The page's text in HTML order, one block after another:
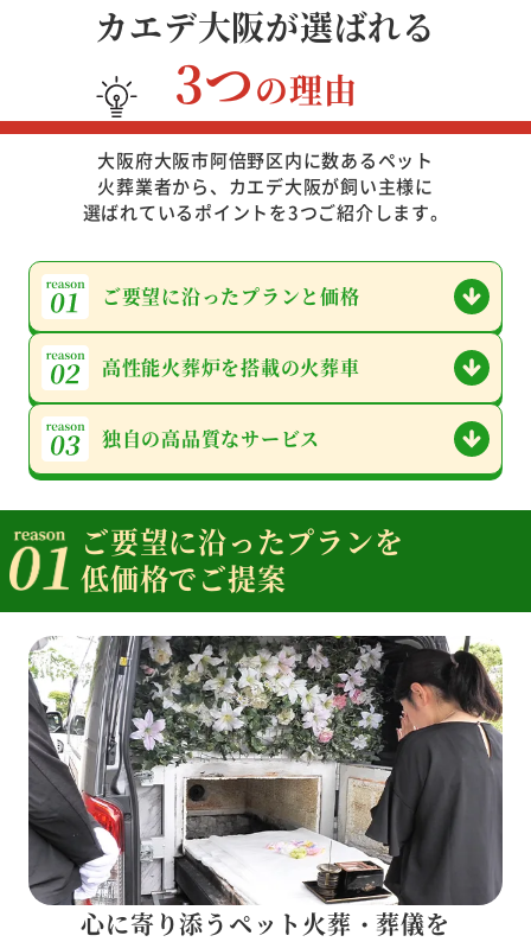
カエデ大阪が選ばれる
3つの理由
大阪府大阪市阿倍野区内に数あるペット
火葬業者から、カエデ大阪が飼い主様に
選ばれているポイントを3つご紹介します。
ご要望に沿ったプランと価格
高性能火葬炉を搭載の火葬車
独自の高品質なサービス
ご要望に沿ったプランを
低価格でご提案
心に寄り添うペット火葬・葬儀を